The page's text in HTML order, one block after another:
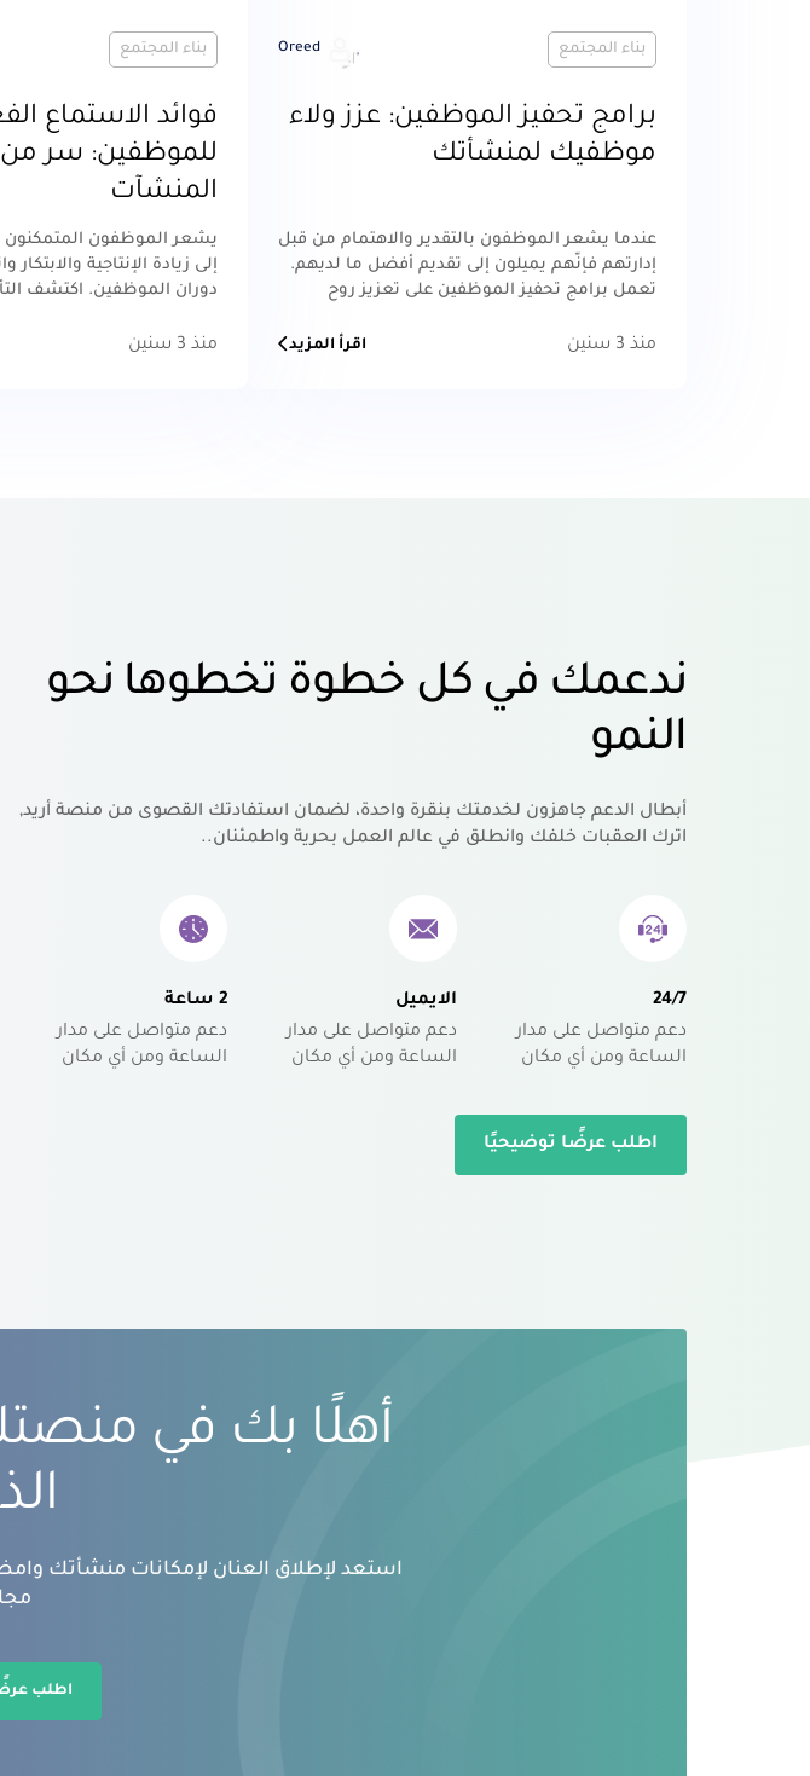
بناء المجتمع Oreed
برامج تحفيز الموظفين: عزز ولاء
موظفيك لمنشأتك
عندما يشعر الموظفون بالتقدير والاهتمام من قبل
إدارتهم فإنّهم يميلون إلى تقديم أفضل ما لديهم.
تعمل برامج تحفيز الموظفين على تعزيز روح
مما يؤدي إلى تحسين التفاعلات وزيادة التعاون
منذ 3 سنين اقرأ المزيد
بناء المجتمع
فوائد الاستماع
للموظفين: سر من
المنشآت
يشعر الموظفون المتمكنون
إلى زيادة الإنتاجية
دوران الموظفين. اكتشف
الحقيقية لمؤسستك.
منذ 3 سنين
ندعمك في كل خطوة تخطوها نحو
النمو
أبطال الدعم جاهزون لخدمتك بنقرة واحدة، لضمان استفادتك القصوى من منصة أريد,
اترك العقبات خلفك وانطلق في عالم العمل بحرية واطمئنان..
24/7
دعم متواصل على مدار
الساعة ومن أي مكان
الايميل
دعم متواصل على مدار
الساعة ومن أي مكان
2 ساعة
دعم متواصل على مدار
الساعة ومن أي مكان
اطلب عرضًا توضيحيًا
أهلًا بك في
استعد لإطلاق العنان لإمكانات منشأتك
اطلب